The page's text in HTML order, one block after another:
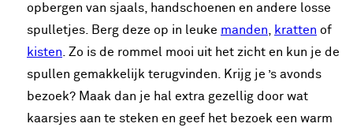
opbergen van sjaals, handschoenen en andere losse
spulletjes. Berg deze op in leuke manden kratten of
kisten . Zo is de rommel mooi uit het zicht en kun je de
spullen gemakkelijk terugvinden. Krijg je ’s avonds
bezoek? Maak dan je hal extra gezellig door wat
kaarsjes aan te steken en geef het bezoek een warm